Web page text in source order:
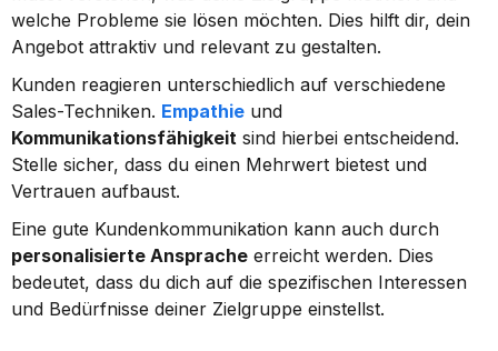
welche Probleme sie lösen möchten. Dies hilft dir, dein
Angebot attraktiv und relevant zu gestalten.
Kunden reagieren unterschiedlich auf verschiedene
Sales-Techniken. Empathie
Kommunikationsfähigkeit sind hierbei entscheidend.
Stelle sicher, dass du einen Mehrwert bietest und
Vertrauen aufbaust.
personalisierte Ansprache erreicht werden. Dies
bedeutet, dass du dich auf die spezifischen Interessen
und Bedürfnisse deiner Zielgruppe einstellst.